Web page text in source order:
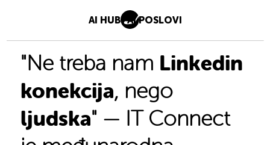
AI HUB AI POSLOVI
"Ne treba nam Linkedin
konekcija, nego
ljudska" — IT Connect